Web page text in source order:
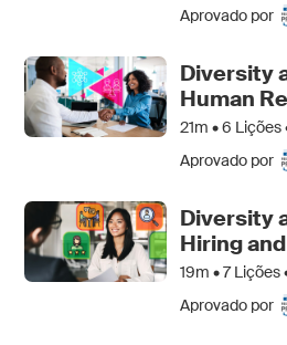
Aprovado por
Diversity
Human
21m •6 Lições
Aprovado por
Diversity
Hiring
19m •7Lições
Aprovado por